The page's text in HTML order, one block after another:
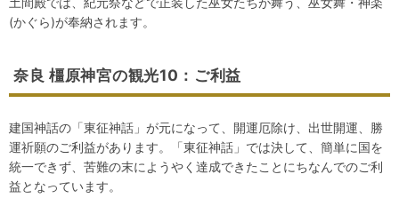
(かぐら)が奉納されます。
奈良 橿原神宮の観光10：ご利益
建国神話の「東征神話」が元になって、開運厄除け、出世開運、勝
運祈願のご利益があります。「東征神話」では決して、簡単に国を
統一できず、苦難の末にようやく達成できたことにちなんでのご利
益となっています。